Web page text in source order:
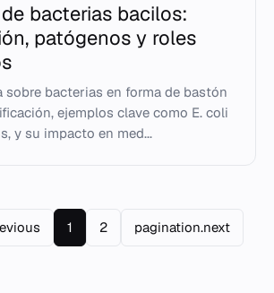
bacterias bacilos:
patógenos y roles
sobre bacterias en forma de bastón
ejemplos clave como E. coli
y su impacto en med...
1 2 pagination.next